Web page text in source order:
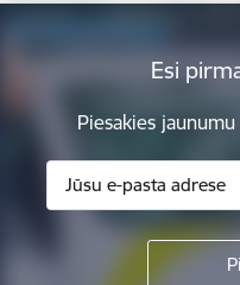
Esi
Piesakies